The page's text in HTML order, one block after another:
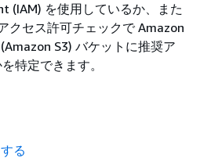
(IAM) を使用しているか、また
クセス許可チェックで Amazon
S3) バケットに推奨ア
特定できます。
る